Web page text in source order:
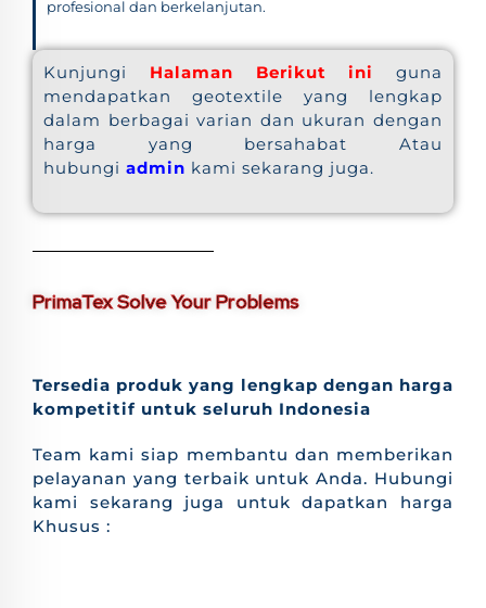
profesional dan berkelanjutan.
Kunjungi Halaman Berikut ini
guna
mendapatkan geotextile yang lengkap
dalam berbagai varian dan ukuran dengan
harga yang bersahabat Atau
hubungi admin kami sekarang juga.
PrimaTex Solve Your Problems
Tersedia produk yang lengkap dengan harga
kompetitif untuk seluruh Indonesia
Team kami siap membantu dan memberikan
pelayanan yang terbaik untuk Anda. Hubungi
kami sekarang juga untuk dapatkan harga
Khusus :